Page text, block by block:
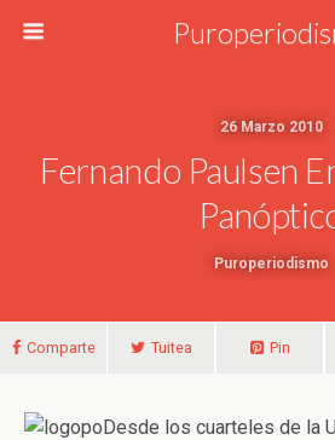
26 Marzo 2010
Fernando Paulsen
Puroperiodismo
Comparte Tuitea Pin
Desde los cuarteles de la